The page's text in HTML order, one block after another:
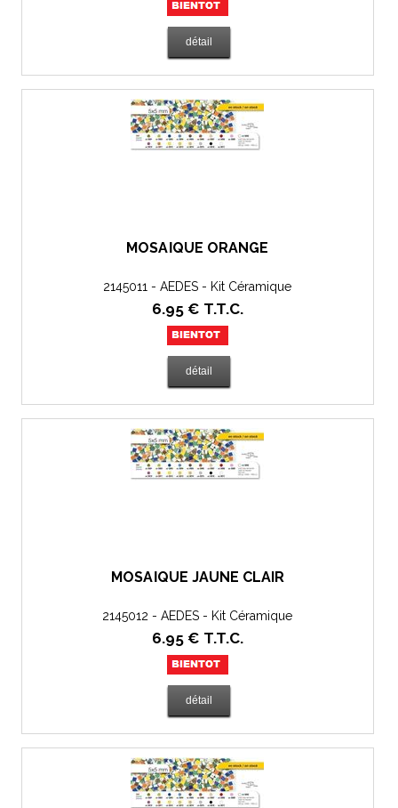
MOSAÏQUE ORANGE
2145011 - AEDES - Kit Céramique
6.95 € T.T.C.
MOSAÏQUE JAUNE CLAIR
2145012 - AEDES - Kit Céramique
6.95 € T.T.C.